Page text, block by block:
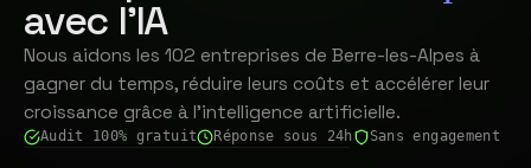
avec l'IA
Nous aidons les 102 entreprises de Berre-les-Alpes à
gagner du temps, réduire leurs coûts et accélérer leur
croissance grâce à l'intelligence artificielle.
Audit 100% gratuit Réponse sous 24h Sans engagement